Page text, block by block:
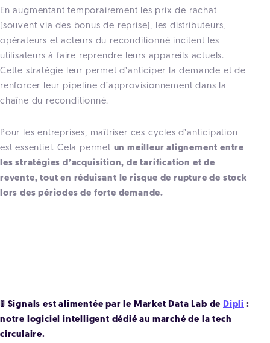
En augmentant temporairement les prix de rachat
(souvent via des bonus de reprise), les distributeurs,
opérateurs et acteurs du reconditionné incitent les
utilisateurs à faire reprendre leurs appareils actuels.
Cette stratégie leur permet d’anticiper la demande et de
renforcer leur pipeline d’approvisionnement dans la
chaîne du reconditionné.
Pour les entreprises, maîtriser ces cycles d’anticipation
est essentiel. Cela permet un meilleur alignement entre
les stratégies d’acquisition, de tarification et de
revente, tout en réduisant le risque de rupture de stock
lors des périodes de forte demande.
🚦 Signals est alimentée par le Market Data Lab de Dipli :
notre logiciel intelligent dédié au marché de la tech
circulaire.